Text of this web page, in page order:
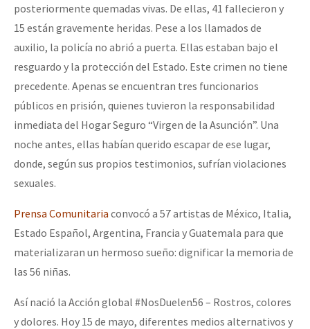
posteriormente quemadas vivas. De ellas, 41 fallecieron y
15 están gravemente heridas. Pese a los llamados de
auxilio, la policía no abrió a puerta. Ellas estaban bajo el
resguardo y la protección del Estado. Este crimen no tiene
precedente. Apenas se encuentran tres funcionarios
públicos en prisión, quienes tuvieron la responsabilidad
inmediata del Hogar Seguro “Virgen de la Asunción”. Una
noche antes, ellas habían querido escapar de ese lugar,
donde, según sus propios testimonios, sufrían violaciones
sexuales.
Prensa Comunitaria convocó a 57 artistas de México, Italia,
Estado Español, Argentina, Francia y Guatemala para que
materializaran un hermoso sueño: dignificar la memoria de
las 56 niñas.
Así nació la Acción global #NosDuelen56 – Rostros, colores
y dolores. Hoy 15 de mayo, diferentes medios alternativos y